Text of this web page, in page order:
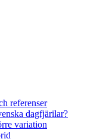
referenser
dagfjärilar?
variation